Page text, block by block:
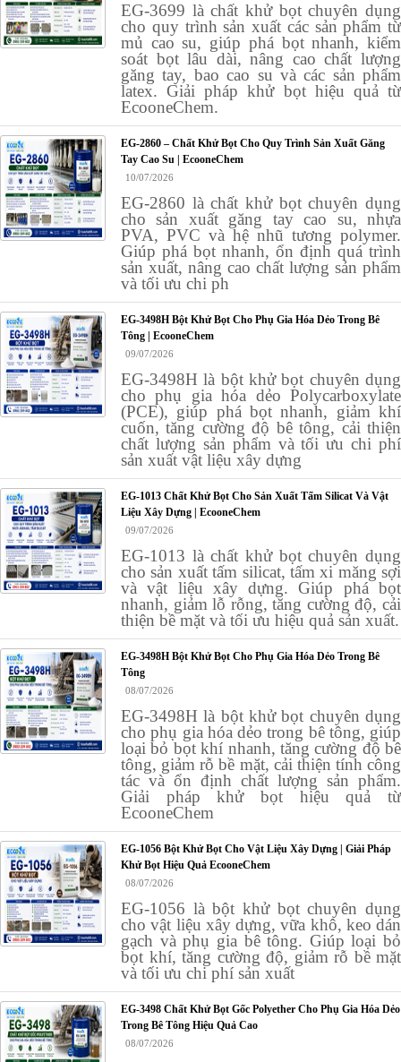
EG-3699 là chất khử bọt chuyên dụng
cho quy trình sản xuất các sản phẩm từ
mủ cao su, giúp phá bọt nhanh, kiểm
soát bọt lâu dài, nâng cao chất lượng
găng tay, bao cao su và các sản phẩm
latex. Giải pháp khử bọt hiệu quả từ
EcooneChem.
EG-2860 – Chất Khử Bọt Cho Quy Trình Sản Xuất Găng
Tay Cao Su | EcooneChem
10/07/2026
EG-2860 là chất khử bọt chuyên dụng
cho sản xuất găng tay cao su, nhựa
PVA, PVC và hệ nhũ tương polymer.
Giúp phá bọt nhanh, ổn định quá trình
sản xuất, nâng cao chất lượng sản phẩm
và tối ưu chi ph
EG-3498H Bột Khử Bọt Cho Phụ Gia Hóa Dẻo Trong Bê
Tông | EcooneChem
09/07/2026
EG-3498H là bột khử bọt chuyên dụng
cho phụ gia hóa dẻo Polycarboxylate
(PCE), giúp phá bọt nhanh, giảm khí
cuốn, tăng cường độ bê tông, cải thiện
chất lượng sản phẩm và tối ưu chi phí
sản xuất vật liệu xây dựng
EG-1013 Chất Khử Bọt Cho Sản Xuất Tấm Silicat Và Vật
Liệu Xây Dựng | EcooneChem
09/07/2026
EG-1013 là chất khử bọt chuyên dụng
cho sản xuất tấm silicat, tấm xi măng sợi
và vật liệu xây dựng. Giúp phá bọt
nhanh, giảm lỗ rỗng, tăng cường độ, cải
thiện bề mặt và tối ưu hiệu quả sản xuất.
EG-3498H Bột Khử Bọt Cho Phụ Gia Hóa Dẻo Trong Bê
Tông
08/07/2026
EG-3498H là bột khử bọt chuyên dụng
cho phụ gia hóa dẻo trong bê tông, giúp
loại bỏ bọt khí nhanh, tăng cường độ bê
tông, giảm rỗ bề mặt, cải thiện tính công
tác và ổn định chất lượng sản phẩm.
Giải pháp khử bọt hiệu quả từ
EcooneChem
EG-1056 Bột Khử Bọt Cho Vật Liệu Xây Dựng | Giải Pháp
Khử Bọt Hiệu Quả EcooneChem
08/07/2026
EG-1056 là bột khử bọt chuyên dụng
cho vật liệu xây dựng, vữa khô, keo dán
gạch và phụ gia bê tông. Giúp loại bỏ
bọt khí, tăng cường độ, giảm rỗ bề mặt
và tối ưu chi phí sản xuất
EG-3498 Chất Khử Bọt Gốc Polyether Cho Phụ Gia Hóa Dẻo
Trong Bê Tông Hiệu Quả Cao
08/07/2026